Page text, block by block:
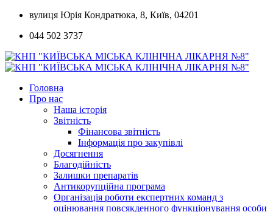
Skip
content
вулиця Юрія Кондратюка, 8, Київ, 04201
044 502 3737
Головна
Про нас
Наша історія
Звітність
Фінансова звітність
Інформація про закупівлі
Досягнення
Благодійність
Залишки препаратів
Антикорупційна програма
Організація роботи експертних команд з
оцінювання повсякденного функціонування особи